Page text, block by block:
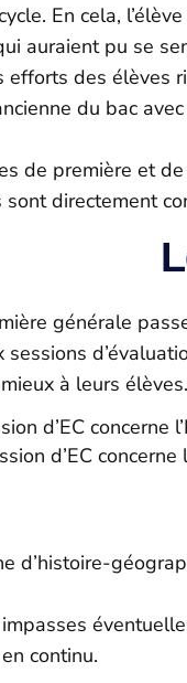
En cela,
auraient pu se
efforts des élèves
du bac
de première et
directement
générale
à leurs
d’EC
d’EC
d’histoire-
continu.